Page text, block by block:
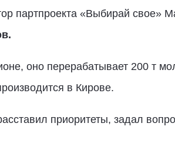
партпроекта «Выбирай свое»
оно перерабатывает 200 т
в Кирове.
приоритеты, задал